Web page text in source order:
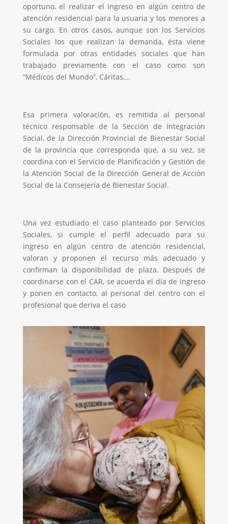
oportuno, el realizar el ingreso en algún centro de
atención residencial para la usuaria y los menores a
su cargo. En otros casos, aunque son los Servicios
Sociales los que realizan la demanda, ésta viene
formulada por otras entidades sociales que han
trabajado previamente con el caso como son
“Médicos del Mundo”, Cáritas,…
Esa primera valoración, es remitida al personal
técnico responsable de la Sección de Integración
Social, de la Dirección Provincial de Bienestar Social
de la provincia que corresponda que, a su vez, se
coordina con el Servicio de Planificación y Gestión de
la Atención Social de la Dirección General de Acción
Social de la Consejería de Bienestar Social.
Una vez estudiado el caso planteado por Servicios
Sociales, si cumple el perfil adecuado para su
ingreso en algún centro de atención residencial,
valoran y proponen el recurso más adecuado y
confirman la disponibilidad de plaza. Después de
coordinarse con el CAR, se acuerda el día de ingreso
y ponen en contacto, al personal del centro con el
profesional que deriva el caso